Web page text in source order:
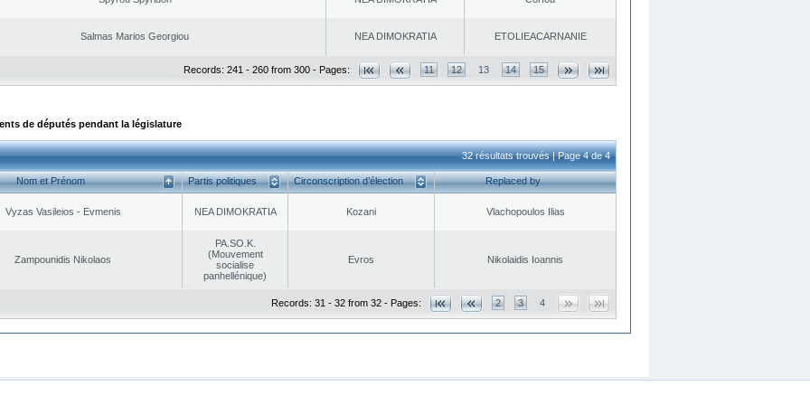
Salmas Marios Georgiou NEA DΙMOKRATIA EΤOLIEACARNANIE
Records: 241 - 260 from 300 - Pages: 11 12 13 14 15
de députés pendant la législature
32 résultats trouvés | Page 4 de 4
Nom et Prénom Partis politiques Circonscription d’élection Replaced by
Vyzas Vasileios - Evmenis NEA DΙMOKRATIA Kozani Vlachopoulos Ilias
Zampounidis Nikolaos
PA.SO.K.
(Mouvement
socialise
panhellénique)
Evros Nikolaidis Ioannis
Records: 31 - 32 from 32 - Pages: 2 3 4